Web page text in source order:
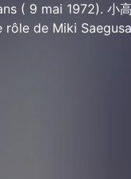
( 9 mai 1972). 小
de Miki